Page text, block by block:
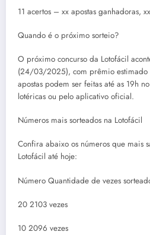
11 acertos – xx apostas ganhadoras, xx
Quando é o próximo sorteio?
O próximo concurso da Lotofácil
(24/03/2025), com prêmio estimado
apostas podem ser feitas até as 19h
lotéricas ou pelo aplicativo oficial.
Números mais sorteados na Lotofácil
Confira abaixo os números que mais
Lotofácil até hoje:
Número Quantidade de vezes
20 2103 vezes
10 2096 vezes